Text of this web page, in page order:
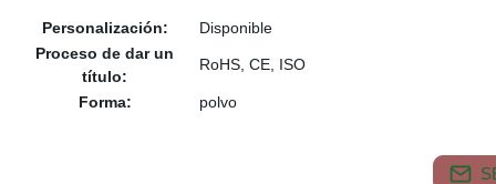
Personalización:
Disponible
Proceso de dar un
título:
RoHS, CE, ISO
Forma: polvo